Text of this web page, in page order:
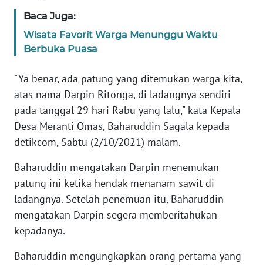
Baca Juga:
Wisata Favorit Warga Menunggu Waktu
Berbuka Puasa
"Ya benar, ada patung yang ditemukan warga kita,
atas nama Darpin Ritonga, di ladangnya sendiri
pada tanggal 29 hari Rabu yang lalu," kata Kepala
Desa Meranti Omas, Baharuddin Sagala kepada
detikcom, Sabtu (2/10/2021) malam.
Baharuddin mengatakan Darpin menemukan
patung ini ketika hendak menanam sawit di
ladangnya. Setelah penemuan itu, Baharuddin
mengatakan Darpin segera memberitahukan
kepadanya.
Baharuddin mengungkapkan orang pertama yang
KAMI
INFO
TENTANG
MEDIA
REDAKSI
KARIR
DISCLAIMER